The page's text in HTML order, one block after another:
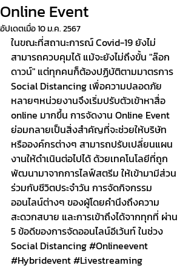
Online Event
อัปเดตเมื่อ10 ม.ค. 2567
ในขณะที่สถานะการณ์ Covid-19 ยังไม่
สามารถควบคุมได้ แม้จะยังไม่ถึงขั้น "ล๊อก
ดาวน์" แต่ทุกคนก็ต้องปฏิบัติตามมาตรการ
Social Distancing เพื่อความปลอดภัย
หลายๆหน่วยงานจึงเริ่มปรับตัวเข้าหาสื่อ
online มากขึ้น การจัดงาน Online Event
ย่อมกลายเป็นสิ่งสำคัญที่จะช่วยให้บริษัท
หรือองค์กรต่างๆ สามารถปรับเปลี่ยนแผน
งานให้ดำเนินต่อไปได้ ด้วยเทคโนโลยีที่ถูก
พัฒนามาจากการไลฟ์สตรีม ให้เข้ามามีส่วน
ร่วมกับชีวิตประจำวัน การจัดกิจกรรม
ออนไลน์ต่างๆ ของผู้โดยคำนึงถึงความ
สะดวกสบาย และการเข้าถึงได้จากทุกที่ ผ่าน
5 ข้อดีของการจัดออนไลน์อีเว้นท์ ในช่วง
Social Distancing #Onlineevent
#Hybridevent#Livestreaming